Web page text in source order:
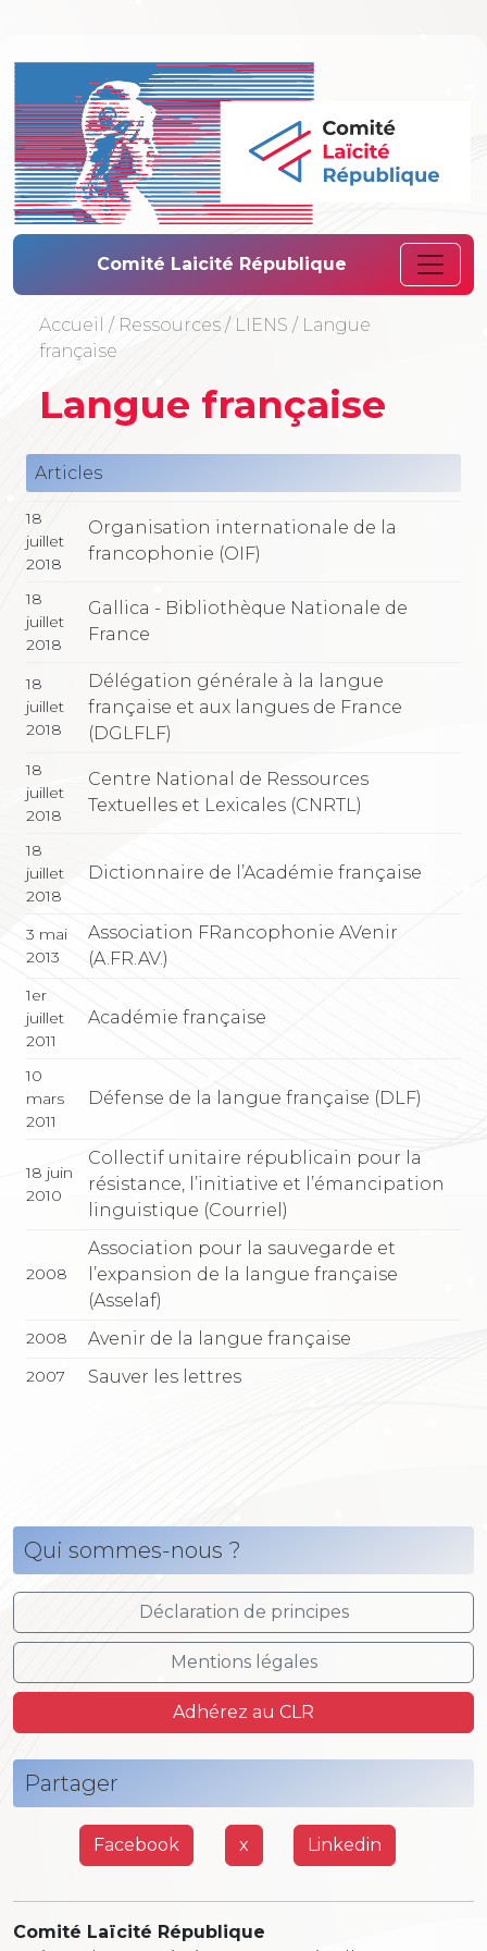
Comité Laïcité
Comité Laicité République
Accueil / Ressources / LIENS / Langue
française
Langue française
Articles
18
juillet
2018
Organisation internationale de la
francophonie (OIF)
18
juillet
2018
Gallica - Bibliothèque Nationale de
France
18
juillet
2018
Délégation générale à la langue
française et aux langues de France
(DGLFLF)
18
juillet
2018
Centre National de Ressources
Textuelles et Lexicales (CNRTL)
18
juillet
2018
Dictionnaire de l’Académie française
3 mai
2013
Association FRancophonie AVenir
(A.FR.AV.)
1er
juillet
2011
Académie française
10
mars
2011
Défense de la langue française (DLF)
18 juin
2010
Collectif unitaire républicain pour la
résistance, l’initiative et l’émancipation
linguistique (Courriel)
2008
Association pour la sauvegarde et
l’expansion de la langue française
(Asselaf)
2008 Avenir de la langue française
2007 Sauver les lettres
Qui sommes-nous ?
Déclaration de principes
Mentions légales
Adhérez au CLR
Partager
Facebook x Linkedin
Comité Laïcité République